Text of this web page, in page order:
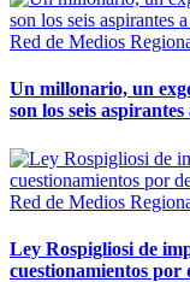
Red de Medios
Un millonario, un
son los seis
Red de Medios
Ley Rospigliosi de
cuestionamientos